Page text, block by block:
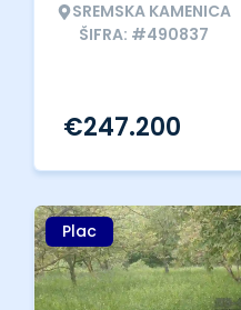
SREMSKA KAMENICA
ŠIFRA: #490837
€247.200
Plac